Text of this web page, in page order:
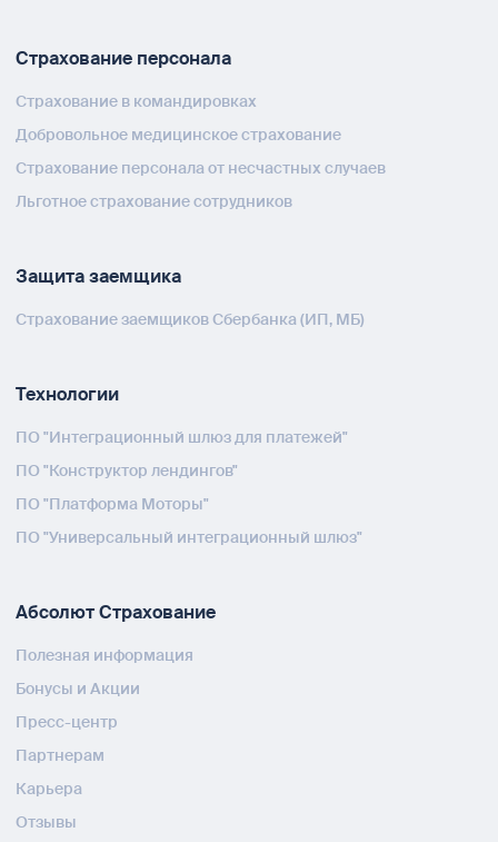
Страхование персонала
Страхование в командировках
Добровольное медицинское страхование
Страхование персонала от несчастных случаев
Льготное страхование сотрудников
Защита заемщика
Страхование заемщиков Сбербанка (ИП, МБ)
Технологии
ПО "Интеграционный шлюз для платежей"
ПО "Конструктор лендингов"
ПО "Платформа Моторы"
ПО "Универсальный интеграционный шлюз"
Абсолют Страхование
Полезная информация
Бонусы и Акции
Пресс-центр
Партнерам
Карьера
Отзывы